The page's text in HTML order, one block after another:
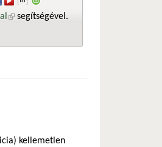
(külső hivatkozás)
segítségével.
kellemetlen